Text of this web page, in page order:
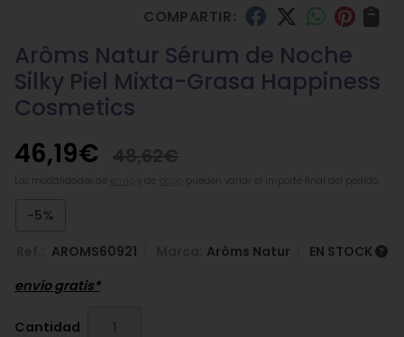
COMPARTIR:
Arôms Natur Sérum de Noche
Silky Piel Mixta-Grasa Happiness
Cosmetics
46,19€
pueden variar el importe final del pedido.
-5%
AROMS60921 Arôms Natur
EN STOCK
envío gratis*
Cantidad